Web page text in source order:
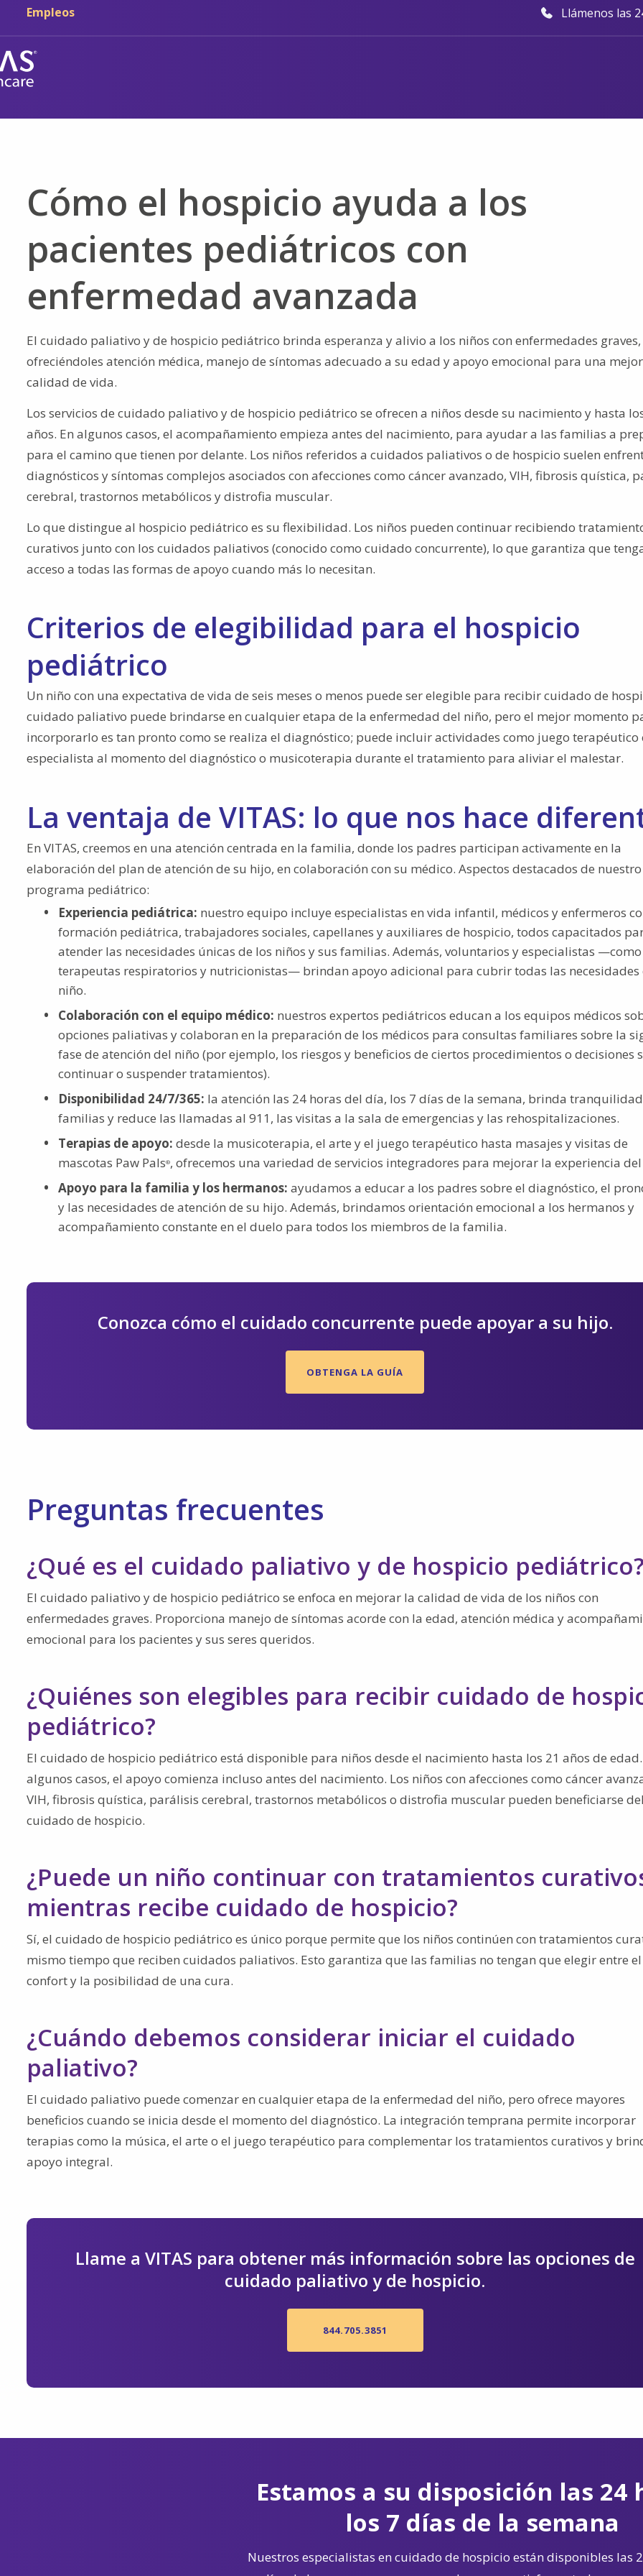
Ir al contenido principal
Ir a navegación
Empleos Llámenos las
Cómo el hospicio ayuda a los
pacientes pediátricos con
enfermedad avanzada
El cuidado paliativo y de hospicio pediátrico brinda esperanza y alivio a los niños con enfermedades graves,
ofreciéndoles atención médica, manejo de síntomas adecuado a su edad y apoyo emocional para una mejor
calidad de vida.
Los servicios de cuidado paliativo y de hospicio pediátrico se ofrecen a niños desde su nacimiento y hasta
años. En algunos casos, el acompañamiento empieza antes del nacimiento, para ayudar a las familias a
para el camino que tienen por delante. Los niños referidos a cuidados paliativos o de hospicio suelen
diagnósticos y síntomas complejos asociados con afecciones como cáncer avanzado, VIH, fibrosis quística,
cerebral, trastornos metabólicos y distrofia muscular.
Lo que distingue al hospicio pediátrico es su flexibilidad. Los niños pueden continuar recibiendo
curativos junto con los cuidados paliativos (conocido como cuidado concurrente), lo que garantiza que
acceso a todas las formas de apoyo cuando más lo necesitan.
Criterios de elegibilidad para el hospicio
pediátrico
Un niño con una expectativa de vida de seis meses o menos puede ser elegible para recibir cuidado de
cuidado paliativo puede brindarse en cualquier etapa de la enfermedad del niño, pero el mejor momento
incorporarlo es tan pronto como se realiza el diagnóstico; puede incluir actividades como juego terapéutico
especialista al momento del diagnóstico o musicoterapia durante el tratamiento para aliviar el malestar.
La ventaja de VITAS: lo que nos hace
En VITAS, creemos en una atención centrada en la familia, donde los padres participan activamente en la
elaboración del plan de atención de su hijo, en colaboración con su médico. Aspectos destacados de nuestro
programa pediátrico:
Experiencia pediátrica: nuestro equipo incluye especialistas en vida infantil, médicos y enfermeros
formación pediátrica, trabajadores sociales, capellanes y auxiliares de hospicio, todos capacitados
atender las necesidades únicas de los niños y sus familias. Además, voluntarios y especialistas —como
terapeutas respiratorios y nutricionistas— brindan apoyo adicional para cubrir todas las necesidades
niño.
Colaboración con el equipo médico: nuestros expertos pediátricos educan a los equipos médicos
opciones paliativas y colaboran en la preparación de los médicos para consultas familiares sobre la
fase de atención del niño (por ejemplo, los riesgos y beneficios de ciertos procedimientos o decisiones
continuar o suspender tratamientos).
Disponibilidad 24/7/365: la atención las 24 horas del día, los 7 días de la semana, brinda
familias y reduce las llamadas al 911, las visitas a la sala de emergencias y las rehospitalizaciones.
Terapias de apoyo: desde la musicoterapia, el arte y el juego terapéutico hasta masajes y visitas de
mascotas Paw Pals®, ofrecemos una variedad de servicios integradores para mejorar la experiencia
Apoyo para la familia y los hermanos: ayudamos a educar a los padres sobre el diagnóstico, el
y las necesidades de atención de su hijo. Además, brindamos orientación emocional a los hermanos y
acompañamiento constante en el duelo para todos los miembros de la familia.
Conozca cómo el cuidado concurrente puede apoyar a su hijo.
OBTENGA LA GUÍA
Preguntas frecuentes
¿Qué es el cuidado paliativo y de hospicio
El cuidado paliativo y de hospicio pediátrico se enfoca en mejorar la calidad de vida de los niños con
enfermedades graves. Proporciona manejo de síntomas acorde con la edad, atención médica y
emocional para los pacientes y sus seres queridos.
¿Quiénes son elegibles para recibir cuidado de
pediátrico?
El cuidado de hospicio pediátrico está disponible para niños desde el nacimiento hasta los 21 años de
algunos casos, el apoyo comienza incluso antes del nacimiento. Los niños con afecciones como cáncer
VIH, fibrosis quística, parálisis cerebral, trastornos metabólicos o distrofia muscular pueden beneficiarse
cuidado de hospicio.
¿Puede un niño continuar con tratamientos
mientras recibe cuidado de hospicio?
Sí, el cuidado de hospicio pediátrico es único porque permite que los niños continúen con tratamientos
mismo tiempo que reciben cuidados paliativos. Esto garantiza que las familias no tengan que elegir entre el
confort y la posibilidad de una cura.
¿Cuándo debemos considerar iniciar el cuidado
paliativo?
El cuidado paliativo puede comenzar en cualquier etapa de la enfermedad del niño, pero ofrece mayores
beneficios cuando se inicia desde el momento del diagnóstico. La integración temprana permite incorporar
terapias como la música, el arte o el juego terapéutico para complementar los tratamientos curativos y
apoyo integral.
Llame a VITAS para obtener más información sobre las opciones de
cuidado paliativo y de hospicio.
844.705.3851
Estamos a su disposición las 24
los 7 días de la semana
Nuestros especialistas en cuidado de hospicio están disponibles las